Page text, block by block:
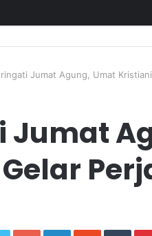
Jumat Agung, Umat
Jumat
TwitterGoogle+LinkedIn